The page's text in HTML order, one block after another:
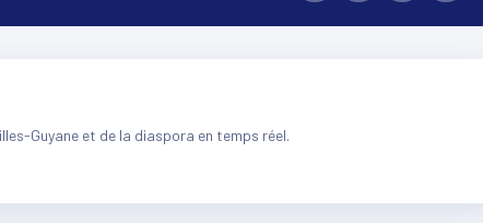
Guyane et de la diaspora en temps réel.